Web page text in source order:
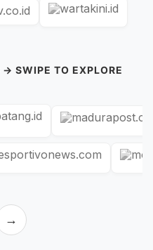
→ SWIPE TO EXPLORE
→